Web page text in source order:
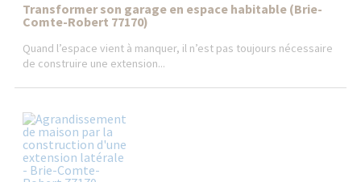
Transformer son garage en espace habitable (Brie-
Comte-Robert 77170)
Quand l’espace vient à manquer, il n’est pas toujours nécessaire
de construire une extension...